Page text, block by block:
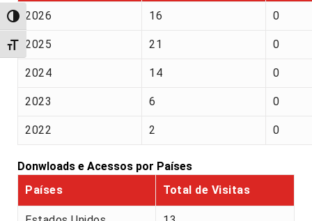
Alternar alto contraste
Alternar tamanho da fonte
2026 16 0
2025 21 0
2024 14 0
2023 6 0
2022 2 0
Donwloads e Acessos por Países
Países
Total de Visitas